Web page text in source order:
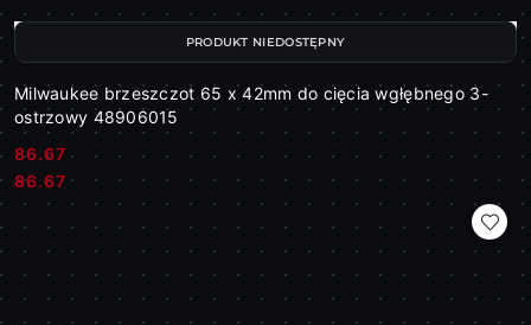
Milwaukee brzeszczot 65 x 42mm do cięcia wgłębnego 3-
ostrzowy 48906015
Cena:
86.67
Cena:
86.67
PRODUKT NIEDOSTĘPNY